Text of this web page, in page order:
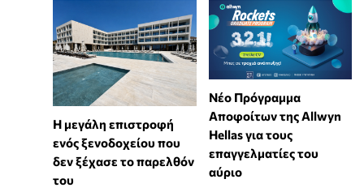
Η μεγάλη επιστροφή
ενός ξενοδοχείου που
δεν ξέχασε το παρελθόν
του
Νέο Πρόγραμμα
Αποφοίτων της Allwyn
Hellas για τους
επαγγελματίες του
αύριο